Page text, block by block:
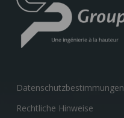
Datenschutzbestimmungen
Rechtliche Hinweise